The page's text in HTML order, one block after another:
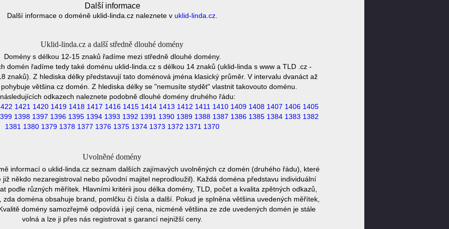
Další informace
Další informace o doméně uklid-linda.cz naleznete v uklid-linda.cz
Uklid-linda.cz a další středně dlouhé domény
Domény s délkou 12-15 znaků řadíme mezi středně dlouhé domény.
domén řadíme tedy také doménu uklid-linda.cz s délkou 14 znaků (uklid-linda s www a TLD .cz -
znaků). Z hlediska délky představují tato doménová jména klasický průměr. V intervalu dvanáct až
většina cz domén. Z hlediska délky se "nemusíte stydět" vlastnit takovouto doménu.
odkazech naleznete podobně dlouhé domény druhého řádu:
1421 1420 1419 1418 1417 1416 1415 1414 1413 1412 1411 1410 1409 1408 1407 1406 1405
1398 1397 1396 1395 1394 1393 1392 1391 1390 1389 1388 1387 1386 1385 1384 1383 1382
1381 1380 1379 1378 1377 1376 1375 1374 1373 1372 1371 1370
Uvolněné domény
informací o uklid-linda.cz seznam dalších zajímavých uvolněných cz domén (druhého řádu), které
již někdo nezaregistroval nebo původní majitel neprodloužil). Každá doména představu individuální
podle různých měřítek. Hlavními kritérii jsou délka domény, TLD, počet a kvalita zpětných odkazů,
zda doména obsahuje brand, pomlčku či čísla a další. Pokud je splněna většina uvedených měřítek,
domény samozřejmě odpovídá i její cena, nicméně většina ze zde uvedených domén je stále
volná a lze ji přes nás registrovat s garancí nejnižší ceny.